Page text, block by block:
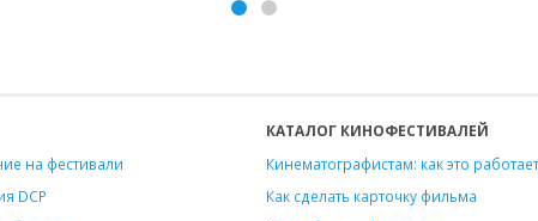
на фестивали
DCP
КАТАЛОГ КИНОФЕСТИВАЛЕЙ
Кинематографистам: как это работает
Как сделать карточку фильма